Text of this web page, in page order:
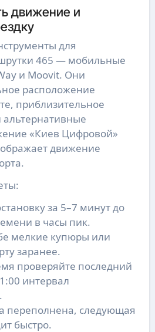
движение и
для
465 — мобильные
и Moovit. Они
расположение
приблизительное
«Киев Цифровой»
движение
за 5–7 минут до
в часы пик.
мелкие купюры или
заранее.
проверяйте последний
интервал
переполнена, следующая
быстро.